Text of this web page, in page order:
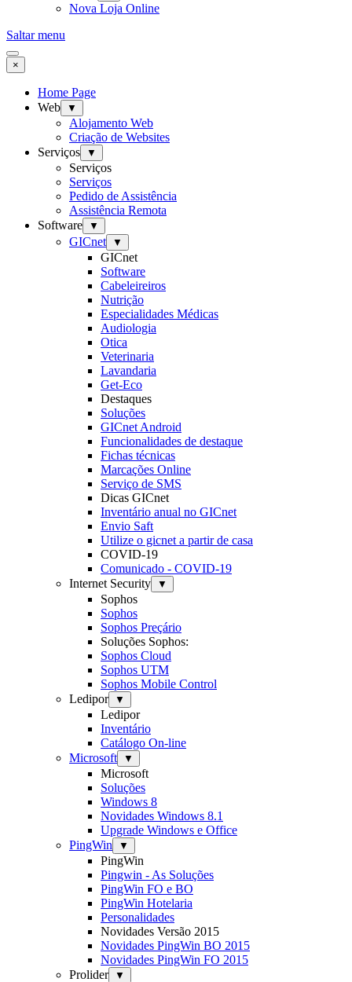
Nova Loja Online
Saltar menu
×
Home Page
Web
▼
Alojamento Web
Criação de Websites
Serviços
▼
Serviços
Serviços
Pedido de Assistência
Assistência Remota
Software
▼
GICnet ▼
GICnet
Software
Cabeleireiros
Nutrição
Especialidades Médicas
Audiologia
Otica
Veterinaria
Lavandaria
Get-Eco
Destaques
Soluções
GICnet Android
Funcionalidades de destaque
Fichas técnicas
Marcações Online
Serviço de SMS
Dicas GICnet
Inventário anual no GICnet
Envio Saft
Utilize o gicnet a partir de casa
COVID-19
Comunicado - COVID-19
Internet Security
▼
Sophos
Sophos
Sophos Preçário
Soluções Sophos:
Sophos Cloud
Sophos UTM
Sophos Mobile Control
Ledipor
▼
Ledipor
Inventário
Catálogo On-line
Microsoft
▼
Microsoft
Soluções
Windows 8
Novidades Windows 8.1
Upgrade Windows e Office
PingWin
▼
PingWin
Pingwin - As Soluções
PingWin FO e BO
PingWin Hotelaria
Personalidades
Novidades Versão 2015
Novidades PingWin BO 2015
Novidades PingWin FO 2015
Prolider
▼